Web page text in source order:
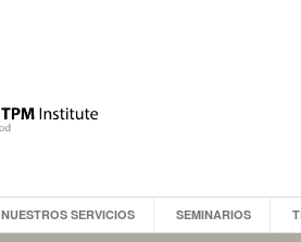
NUESTROS SERVICIOS SEMINARIOS